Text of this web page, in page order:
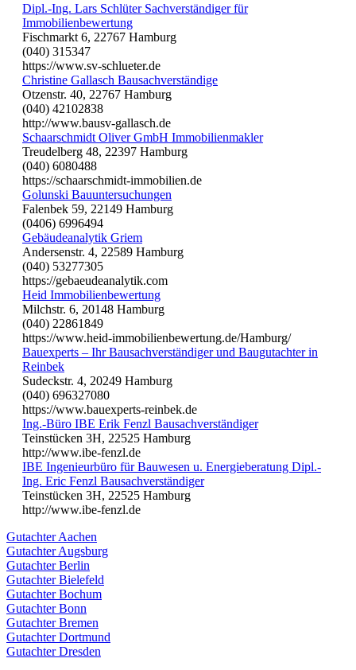
Dipl.-Ing. Lars Schlüter Sachverständiger für
Immobilienbewertung
Fischmarkt 6, 22767 Hamburg
(040) 315347
https://www.sv-schlueter.de
Christine Gallasch Bausachverständige
Otzenstr. 40, 22767 Hamburg
(040) 42102838
http://www.bausv-gallasch.de
Schaarschmidt Oliver GmbH Immobilienmakler
Treudelberg 48, 22397 Hamburg
(040) 6080488
https://schaarschmidt-immobilien.de
Golunski Bauuntersuchungen
Falenbek 59, 22149 Hamburg
(0406) 6996494
Gebäudeanalytik Griem
Andersenstr. 4, 22589 Hamburg
(040) 53277305
https://gebaeudeanalytik.com
Heid Immobilienbewertung
Milchstr. 6, 20148 Hamburg
(040) 22861849
https://www.heid-immobilienbewertung.de/Hamburg/
Bauexperts – Ihr Bausachverständiger und Baugutachter in
Reinbek
Sudeckstr. 4, 20249 Hamburg
(040) 696327080
https://www.bauexperts-reinbek.de
Ing.-Büro IBE Erik Fenzl Bausachverständiger
Teinstücken 3H, 22525 Hamburg
http://www.ibe-fenzl.de
IBE Ingenieurbüro für Bauwesen u. Energieberatung Dipl.-
Ing. Eric Fenzl Bausachverständiger
Teinstücken 3H, 22525 Hamburg
http://www.ibe-fenzl.de
Gutachter Aachen
Gutachter Augsburg
Gutachter Berlin
Gutachter Bielefeld
Gutachter Bochum
Gutachter Bonn
Gutachter Bremen
Gutachter Dortmund
Gutachter Dresden